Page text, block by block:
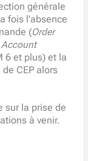
générale
fois l’absence
(Order
Account
6 et plus) et la
CEP alors
sur la prise de
à venir.